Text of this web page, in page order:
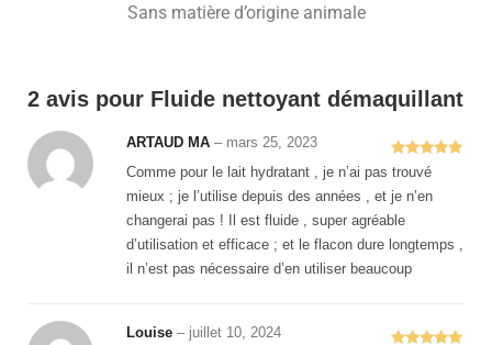
Sans matière d’origine animale
2 avis pour Fluide nettoyant démaquillant
Note5sur
5
ARTAUD MA – mars 25, 2023
Comme pour le lait hydratant , je n’ai pas trouvé
mieux ; je l’utilise depuis des années , et je n’en
changerai pas ! Il est fluide , super agréable
d’utilisation et efficace ; et le flacon dure longtemps ,
il n’est pas nécessaire d’en utiliser beaucoup
Louise – juillet 10, 2024